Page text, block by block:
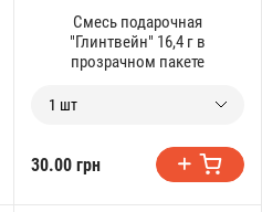
Смесь подарочная
"Глинтвейн" 16,4 г в
прозрачном пакете
1 шт
30.00 грн